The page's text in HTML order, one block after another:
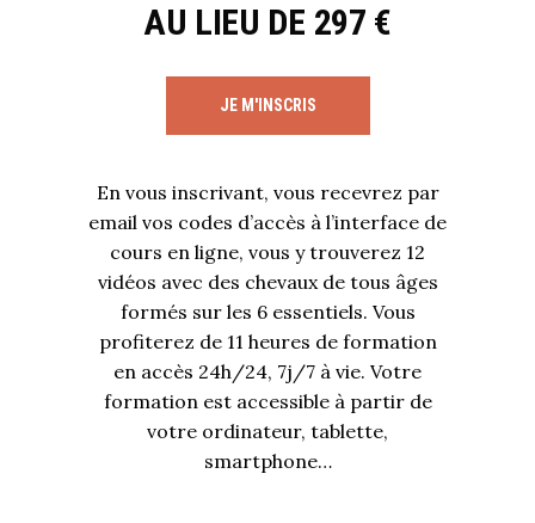
AU LIEU DE 297 €
JE M'INSCRIS
En vous inscrivant, vous recevrez par
email vos codes d’accès à l’interface de
cours en ligne, vous y trouverez 12
vidéos avec des chevaux de tous âges
formés sur les 6 essentiels. Vous
profiterez de 11 heures de formation
en accès 24h/24, 7j/7 à vie. Votre
formation est accessible à partir de
votre ordinateur, tablette,
smartphone…